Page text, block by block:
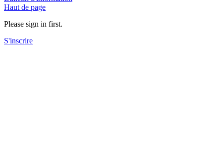
Haut de page
Please sign in first.
S'inscrire